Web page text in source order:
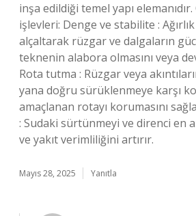
inşa edildiği temel yapı
işlevleri: Denge ve stabilite :
alçaltarak rüzgar ve dalgaların
teknenin alabora olmasını veya
Rota tutma : Rüzgar veya
yana doğru sürüklenmeye karşı
amaçlanan rotayı korumasını
: Sudaki sürtünmeyi ve direnci en
ve yakıt verimliliğini artırır.
Mayıs 28, 2025 Yanıtla